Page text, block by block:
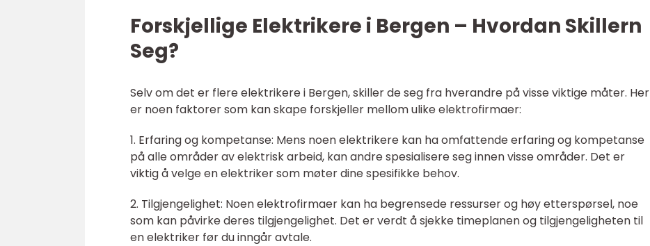
Forskjellige Elektrikere i Bergen – Hvordan Skillern
Seg?
Selv om det er flere elektrikere i Bergen, skiller de seg fra hverandre på visse viktige måter. Her
er noen faktorer som kan skape forskjeller mellom ulike elektrofirmaer:
1. Erfaring og kompetanse: Mens noen elektrikere kan ha omfattende erfaring og kompetanse
på alle områder av elektrisk arbeid, kan andre spesialisere seg innen visse områder. Det er
viktig å velge en elektriker som møter dine spesifikke behov.
2. Tilgjengelighet: Noen elektrofirmaer kan ha begrensede ressurser og høy etterspørsel, noe
som kan påvirke deres tilgjengelighet. Det er verdt å sjekke timeplanen og tilgjengeligheten til
en elektriker før du inngår avtale.